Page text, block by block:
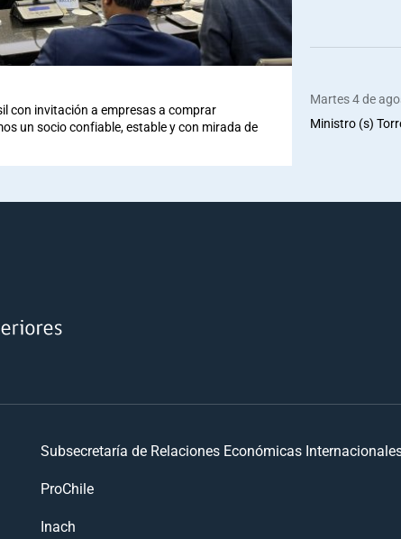
con invitación a empresas a comprar
un socio confiable, estable y con mirada de
Martes 4 de
Ministro (s)
Subsecretaría de Relaciones Económicas
ProChile
Inach